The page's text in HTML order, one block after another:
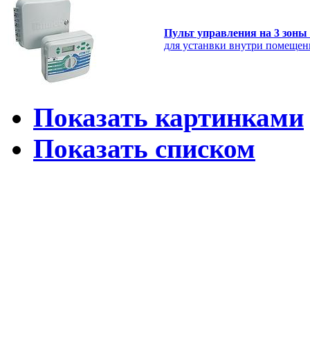
Пульт управления на 3
для устанвки внутри
Показать картинками
Показать списком